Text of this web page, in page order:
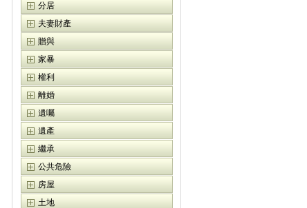
分居
夫妻財產
贈與
家暴
權利
離婚
遺囑
遺產
繼承
公共危險
房屋
土地